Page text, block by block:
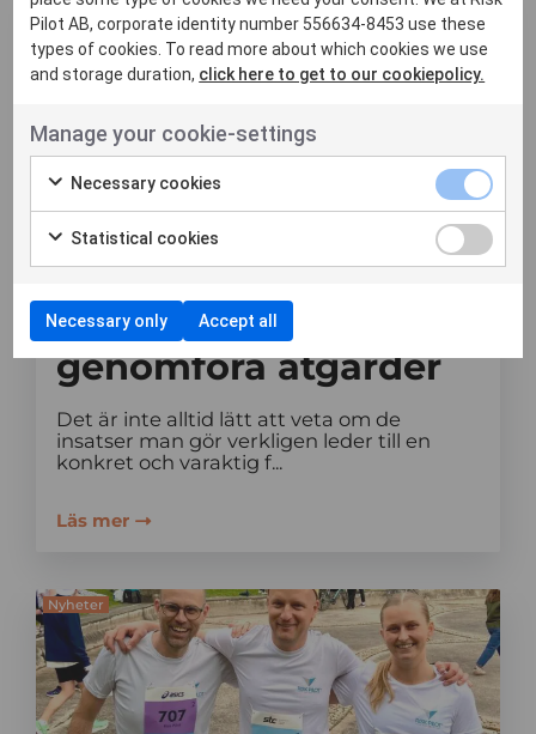
8 juni, 2026
Att mäta effekt är
svårare än att
genomföra åtgärder
Det är inte alltid lätt att veta om de
insatser man gör verkligen leder till en
konkret och varaktig f...
Läs mer
Nyheter
Pilot AB, corporate identity number 556634-8453 use these
types of cookies. To read more about which cookies we use
and storage duration, click here to get to our cookiepolicy.
Manage your cookie-settings
Necessary cookies
Statistical cookies
Necessary only Accept all